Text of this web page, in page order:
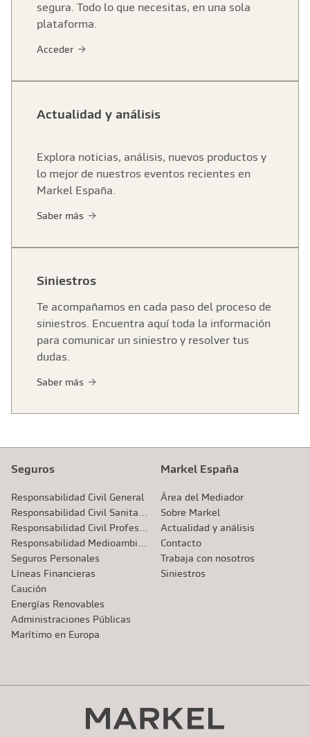
segura. Todo lo que necesitas, en una sola
plataforma.
Acceder
Actualidad y análisis
Explora noticias, análisis, nuevos productos y
lo mejor de nuestros eventos recientes en
Markel España.
Saber más
Siniestros
Te acompañamos en cada paso del proceso de
siniestros. Encuentra aquí toda la información
para comunicar un siniestro y resolver tus
dudas.
Saber más
Seguros
Responsabilidad Civil General
Seguros Personales
Líneas Financieras
Caución
Energías Renovables
Administraciones Públicas
Marítimo en Europa
Markel España
Área del Mediador
Sobre Markel
Actualidad y análisis
Contacto
Trabaja con nosotros
Siniestros